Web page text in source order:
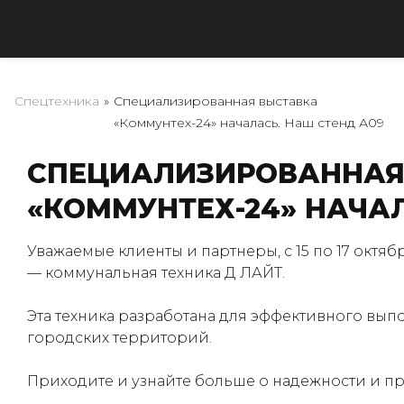
Спецтехника » Специализированная выставка
«Коммунтех-24» началась. Наш стенд А09
«КОММУНТЕХ-24»
Уважаемые клиенты и партнеры, с 15 по 17
— коммунальная техника Д ЛАЙТ.
Эта техника разработана для эффективного
городских территорий.
Приходите и узнайте больше о надежности и